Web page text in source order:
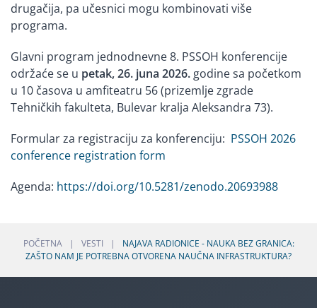
drugačija, pa učesnici mogu kombinovati više
programa.
Glavni program jednodnevne 8. PSSOH konferencije
održaće se u petak, 26. juna 2026. godine sa početkom
u 10 časova u amfiteatru 56 (prizemlje zgrade
Tehničkih fakulteta, Bulevar kralja Aleksandra 73).
Formular za registraciju za konferenciju: PSSOH 2026
conference registration form
Agenda: https://doi.org/10.5281/zenodo.20693988
POČETNA VESTI
NAJAVA RADIONICE - NAUKA BEZ GRANICA:
ZAŠTO NAM JE POTREBNA OTVORENA NAUČNA INFRASTRUKTURA?